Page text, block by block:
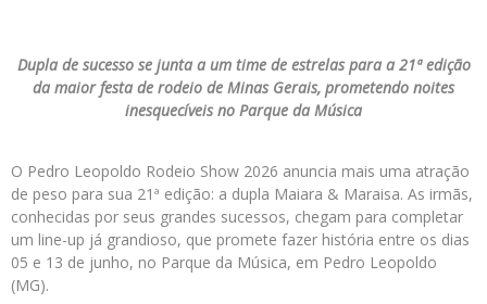
Dupla de sucesso se junta a um time de estrelas para a 21ª edição
da maior festa de rodeio de Minas Gerais, prometendo noites
inesquecíveis no Parque da Música
O Pedro Leopoldo Rodeio Show 2026 anuncia mais uma atração
de peso para sua 21ª edição: a dupla Maiara & Maraisa. As irmãs,
conhecidas por seus grandes sucessos, chegam para completar
um line-up já grandioso, que promete fazer história entre os dias
05 e 13 de junho, no Parque da Música, em Pedro Leopoldo
(MG).